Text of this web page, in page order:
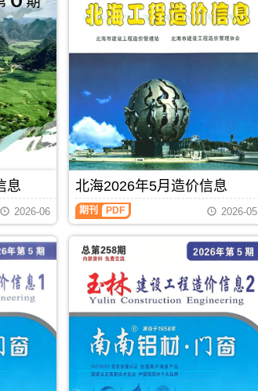
清
包
区：
宜
州
区、
罗
城
县、
环
江
县、
都
县、
化
县、
港
工
造
价
信
息）
期
刊，
由
贵
港
市
建
设
价
息
2026-06
北海2026年5月造价信息
北
海
年
信
（北
期刊 PDF 2026-05